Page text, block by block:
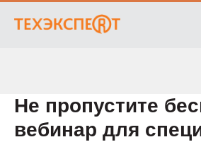
Не пропустите
вебинар для